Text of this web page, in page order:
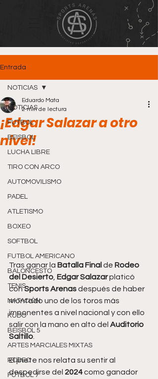
Entrada
NOTICIAS
FUTBOL
BEISBOL
LUCHA LIBRE
TIRO CON ARCO
AUTOMOVILISMO
PADEL
ATLETISMO
BOXEO
SOFTBOL
FUTBOL AMERICANO
BALONCESTO
TENIS
NATACIÓN
KUDO
BEISBOL 5
ARTES MARCIALES MIXTAS
RODEO
FUTBOL 7
NOTICIAS
¡Edgar Salazar a otro
nivel!
Eduardo Mata
2 min de lectura
Tras ganar la Batalla Final de Rodeo
del Desierto Edgar Salazar platicó
con Sports Arenas después de haber
montado uno de los toros más
imponentes a nivel nacional y con ello
salir con la mano en alto del Auditorio
Saltillo
El jinete nos relata su sentir al
despedirse del 2024 como ganador